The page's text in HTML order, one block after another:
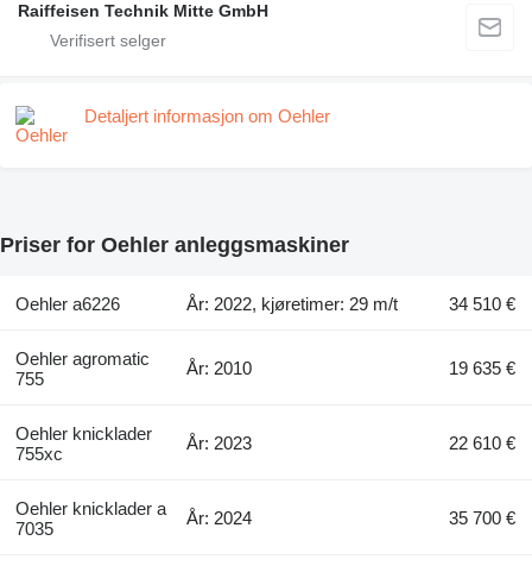
Raiffeisen Technik Mitte GmbH
Detaljert informasjon om Oehler
Priser for Oehler anleggsmaskiner
Oehler a6226 År: 2022, kjøretimer: 29 m/t 34 510 €
Oehler agromatic
755
År: 2010 19 635 €
Oehler knicklader
755xc
År: 2023 22 610 €
Oehler knicklader a
7035
År: 2024 35 700 €